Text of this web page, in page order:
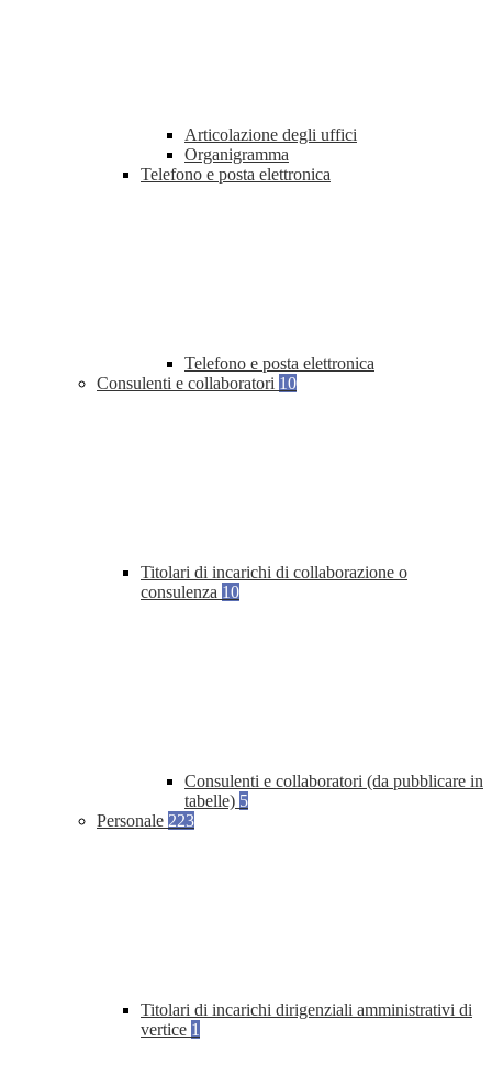
Articolazione degli uffici
Organigramma
Telefono e posta elettronica
Telefono e posta elettronica
Consulenti e collaboratori 10
Titolari di incarichi di collaborazione o
consulenza 10
Consulenti e collaboratori (da pubblicare in
tabelle) 5
Personale 223
Titolari di incarichi dirigenziali amministrativi di
vertice 1